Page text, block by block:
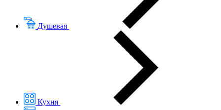
Душевая
Кухня